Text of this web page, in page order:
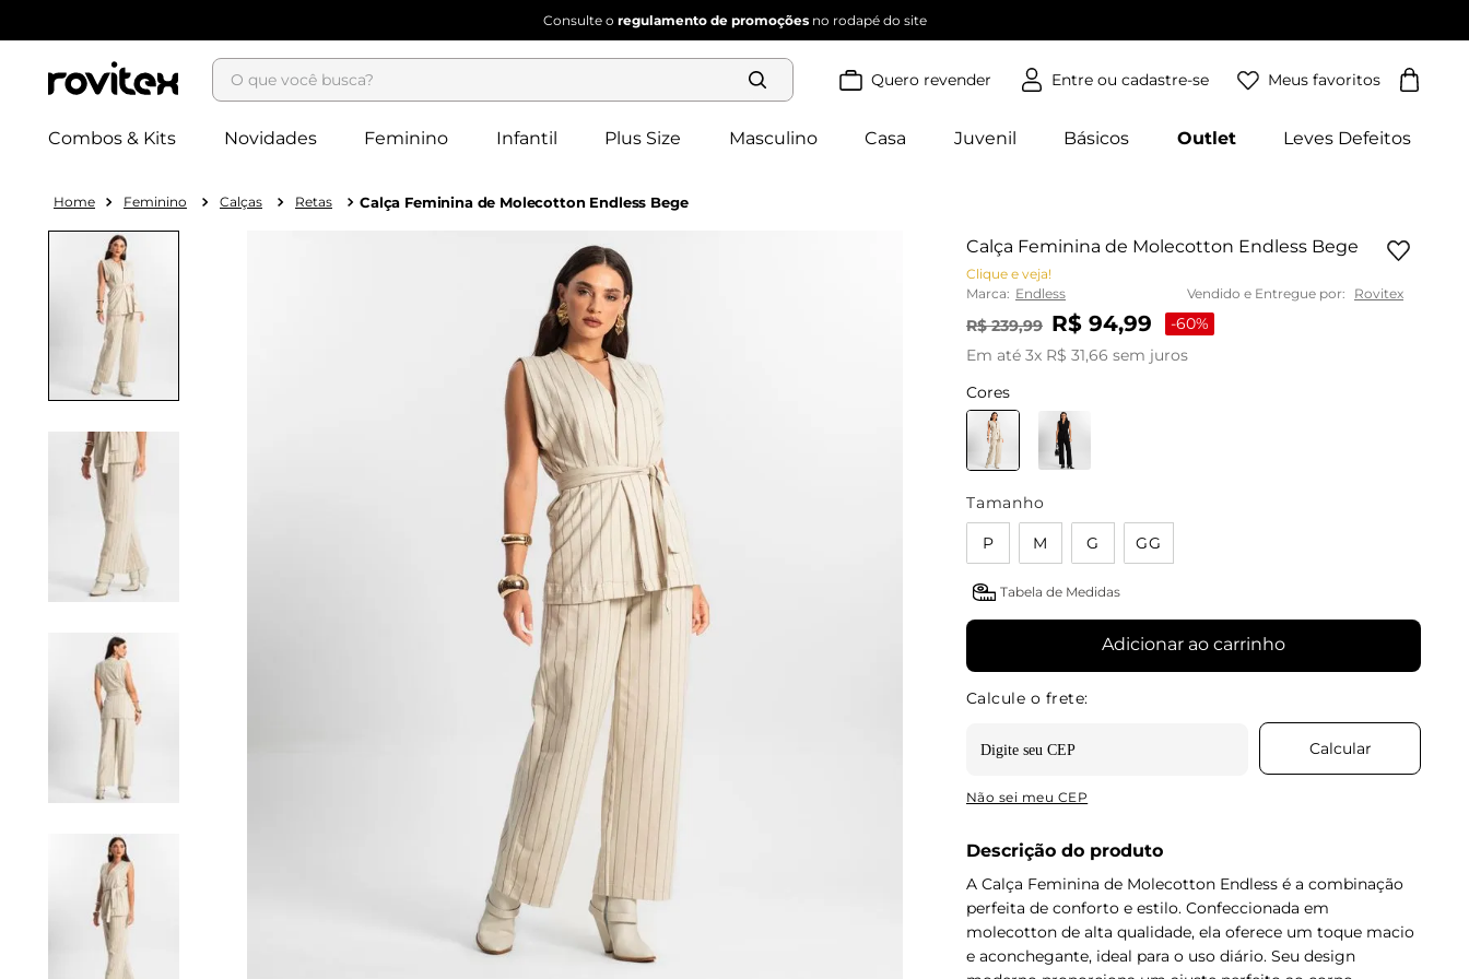
Consulte o regulamento de promoçõesno rodapé do site
O que você busca?
Quero revender Meus favoritos
Combos & Kits Novidades Feminino Infantil Plus Size Masculino Casa Juvenil Básicos Outlet Leves Defeitos
Feminino Calças Retas Calça Feminina de Molecotton Endless Bege
Calça Feminina de Molecotton Endless Bege
Clique e veja!
Marca: Endless Vendido e Entregue por: Rovitex
R$ 239,99 R$ 94,99 -60%
Em até 3x R$ 31,66 sem juros
Cores
Tamanho
P M G GG
Tabela de Medidas
Adicionar ao carrinho
Não sei meu CEP
Descrição do produto
A Calça Feminina de Molecotton Endless é a combinação
perfeita de conforto e estilo. Confeccionada em
molecotton de alta qualidade, ela oferece um toque macio
e aconchegante, ideal para o uso diário. Seu design
Termos mais
buscados
2º
vestido